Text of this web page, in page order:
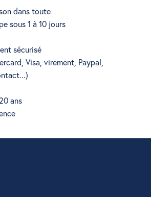
dans toute
sous 1 à 10 jours
sécurisé
Visa, virement, Paypal,
ans